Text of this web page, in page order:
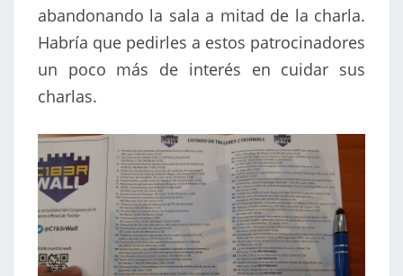
abandonando la sala a mitad de la charla.
Habría que pedirles a estos patrocinadores
un poco más de interés en cuidar sus
charlas.